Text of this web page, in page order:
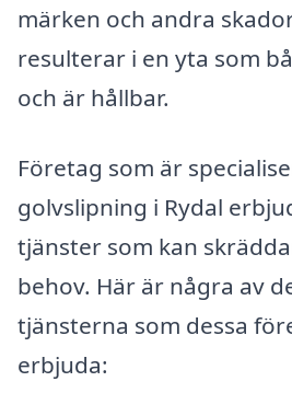
märken och andra
resulterar i en yta som
och är hållbar.
Företag som är
golvslipning i Rydal
tjänster som kan
behov. Här är några av
tjänsterna som dessa
erbjuda: